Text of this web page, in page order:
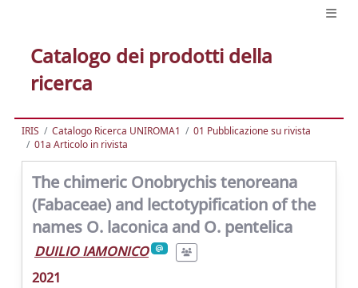
Catalogo dei prodotti della
ricerca
IRIS Catalogo Ricerca UNIROMA1
01 Pubblicazione su rivista
01a Articolo in rivista
The chimeric Onobrychis tenoreana
(Fabaceae) and lectotypification of the
names O. laconica and O. pentelica
DUILIO IAMONICO
2021